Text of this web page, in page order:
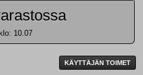
10.07
KÄYTTÄJÄN TOIMET